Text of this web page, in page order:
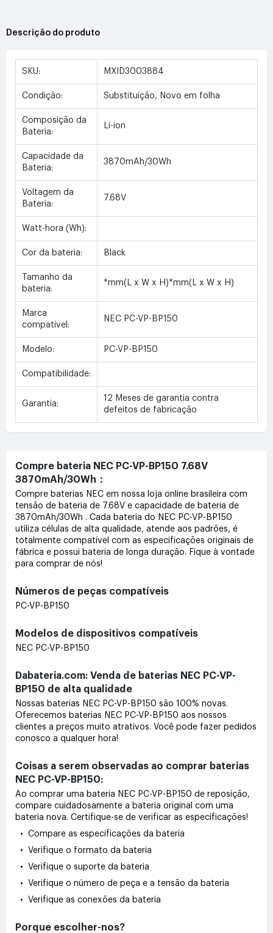
Descrição do produto
SKU: MXID3003884
Condição: Substituição, Novo em folha
Composição da
Bateria:
Li-ion
Capacidade da
Bateria:
3870mAh/30Wh
Voltagem da
Bateria:
7.68V
Watt-hora (Wh):
Cor da bateria: Black
Tamanho da
bateria:
*mm(L x W x H)*mm(L x W x H)
Marca
compatível:
NEC PC-VP-BP150
Modelo: PC-VP-BP150
Compatibilidade:
Garantia:
12 Meses de garantia contra
defeitos de fabricação
Compre bateria NEC PC-VP-BP150 7.68V
3870mAh/30Wh：
Compre baterias NEC em nossa loja online brasileira com
tensão de bateria de 7.68V e capacidade de bateria de
3870mAh/30Wh . Cada bateria do NEC PC-VP-BP150
utiliza células de alta qualidade, atende aos padrões, é
totalmente compatível com as especificações originais de
fábrica e possui bateria de longa duração. Fique à vontade
para comprar de nós!
Números de peças compatíveis
PC-VP-BP150
Modelos de dispositivos compatíveis
NEC PC-VP-BP150
Dabateria.com: Venda de baterias NEC PC-VP-
BP150 de alta qualidade
Nossas baterias NEC PC-VP-BP150 são 100% novas.
Oferecemos baterias NEC PC-VP-BP150 aos nossos
clientes a preços muito atrativos. Você pode fazer pedidos
conosco a qualquer hora!
Coisas a serem observadas ao comprar baterias
NEC PC-VP-BP150:
Ao comprar uma bateria NEC PC-VP-BP150 de reposição,
compare cuidadosamente a bateria original com uma
bateria nova. Certifique-se de verificar as especificações!
• Compare as especificações da bateria
• Verifique o formato da bateria
• Verifique o suporte da bateria
• Verifique o número de peça e a tensão da bateria
• Verifique as conexões da bateria
Porque escolher-nos?